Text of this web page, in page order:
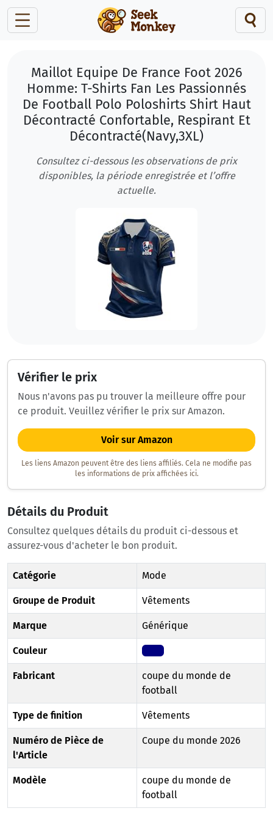
Maillot Equipe De France Foot 2026
Homme: T-Shirts Fan Les Passionnés
De Football Polo Poloshirts Shirt Haut
Décontracté Confortable, Respirant Et
Décontracté(Navy,3XL)
Consultez ci-dessous les observations de prix
disponibles, la période enregistrée et l’offre
actuelle.
Vérifier le prix
Nous n'avons pas pu trouver la meilleure offre pour
ce produit. Veuillez vérifier le prix sur Amazon.
Voir sur Amazon
Les liens Amazon peuvent être des liens affiliés. Cela ne modifie pas
les informations de prix affichées ici.
Détails du Produit
Consultez quelques détails du produit ci-dessous et
assurez-vous d'acheter le bon produit.
Catégorie Mode
Groupe de Produit Vêtements
Marque Générique
Couleur Navy
Fabricant
coupe du monde de
football
Type de finition Vêtements
Numéro de Pièce de
l'Article
Coupe du monde 2026
Modèle
coupe du monde de
football